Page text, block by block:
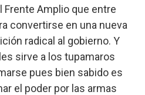
Frente Amplio que entre
convertirse en una nueva
radical al gobierno. Y
sirve a los tupamaros
pues bien sabido es
el poder por las armas